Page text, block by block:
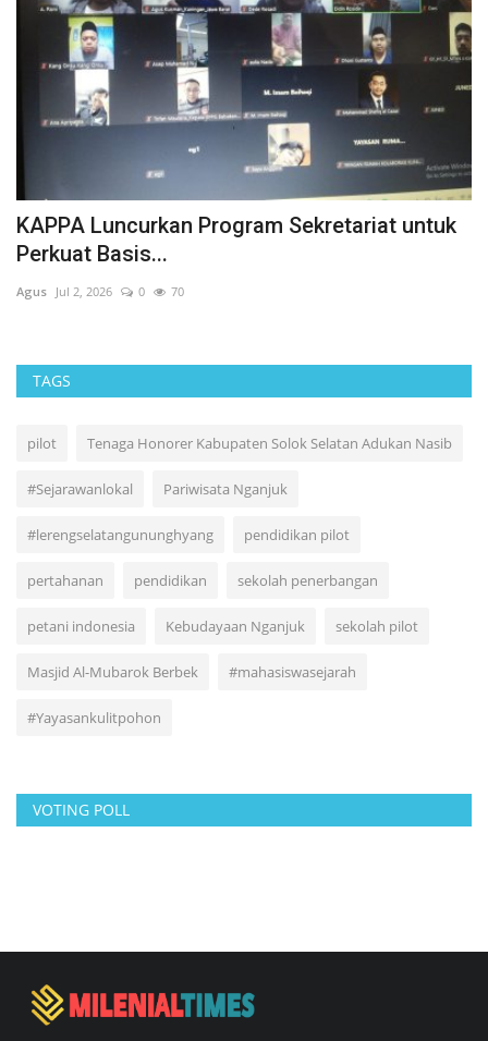
untuk
DIDUKUNG SATRIA BANTEN,
ABDULLAH, MM MAJU SEBAGAI...
Agus
TAGS
pilot Tenaga Honorer Kabupaten Solok Selatan Adukan Nasib
#Sejarawanlokal Pariwisata Nganjuk
#lerengselatangununghyang pendidikan pilot
pertahanan pendidikan sekolah penerbangan
petani indonesia Kebudayaan Nganjuk sekolah pilot
Masjid Al-Mubarok Berbek #mahasiswasejarah
#Yayasankulitpohon
VOTING POLL